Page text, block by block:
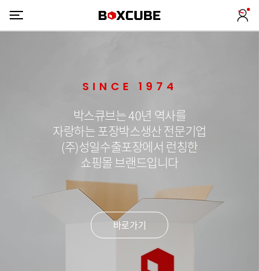
SINCE 1974
박스큐브는 40년 역사를
자랑하는 포장박스생산 전문기업
(주)성일수출포장에서 런칭한
쇼핑몰 브랜드입니다
바로가기